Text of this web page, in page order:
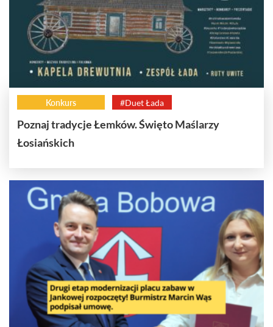
Konkurs #Duet Łada
Poznaj tradycje Łemków. Święto Maślarzy
Łosiańskich